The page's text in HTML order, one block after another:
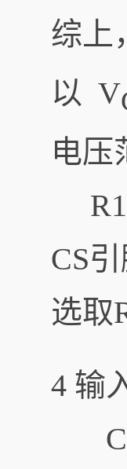
综上
以 V
电压
CS
选取
4 输